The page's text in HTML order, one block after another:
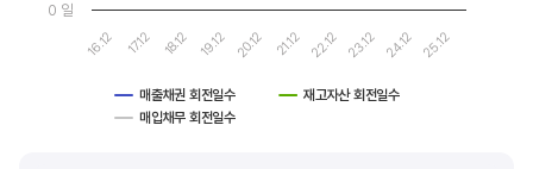
매출채권 회전일수
재고자산 회전일수
매입채무 회전일수
16.12 17.12 18.12 19.12 20.12 21.12 22.12 23.12 24.12 25.12
0 일